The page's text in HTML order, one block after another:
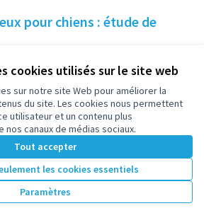
cookies utilisés sur le site web
sur notre site Web pour améliorer la
du site. Les cookies nous permettent
utilisateur et un contenu plus
canaux de médias sociaux.
Tout accepter
les cookies essentiels
Paramètres
pour chiens : étude de
25 000 €
par page : 25
2 3 4 5 6 7